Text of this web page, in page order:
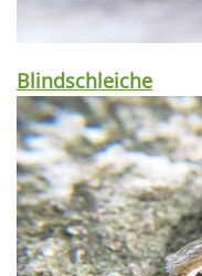
Blindschleiche